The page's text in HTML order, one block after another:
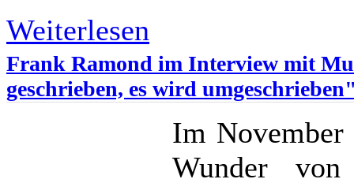
Weiterlesen
Frank Ramond im Interview mit
geschrieben, es wird
Im
Wunder